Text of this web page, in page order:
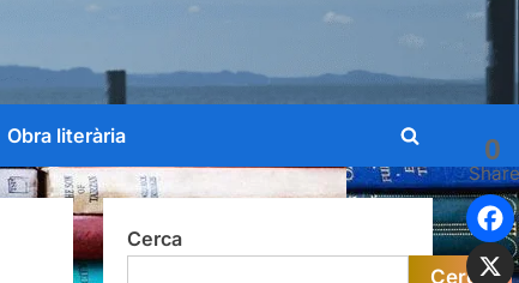
Obra literària
Toggle
search
form
0
Cerca
Cerca